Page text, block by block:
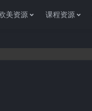
美资源 课程资源
息资源!如果遇到任何问